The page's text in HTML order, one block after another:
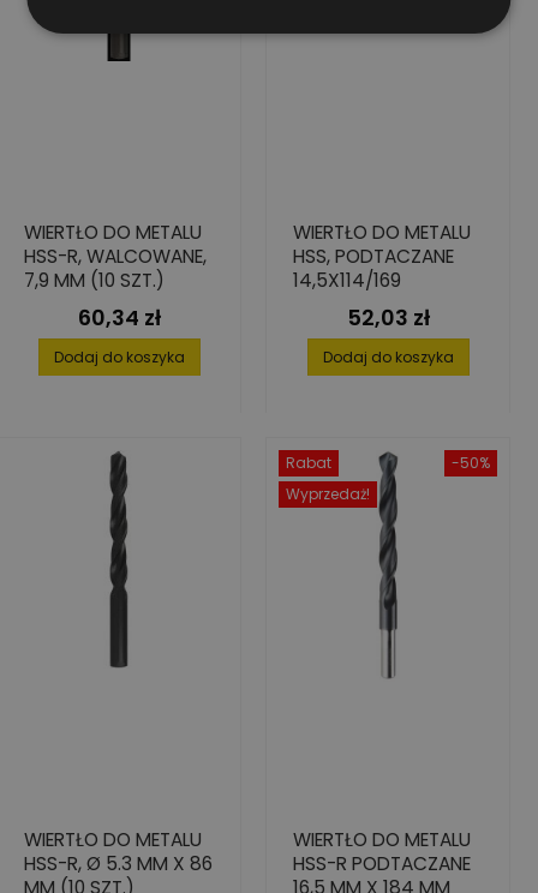
WIERTŁO DO METALU
HSS-R, WALCOWANE,
7,9 MM (10 SZT.)
Cena
60,34 zł
Dodaj do koszyka
WIERTŁO DO METALU
HSS, PODTACZANE
14,5X114/169
Cena
52,03 zł
Dodaj do koszyka
WIERTŁO DO METALU
HSS-R, Ø 5.3 MM X 86
MM (10 SZT.)
-50%
Rabat
Wyprzedaż!
WIERTŁO DO METALU
HSS-R PODTACZANE
16,5 MM X 184 MM